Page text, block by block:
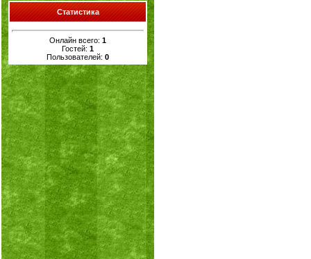
Статистика
Онлайн всего: 1
Гостей: 1
Пользователей: 0